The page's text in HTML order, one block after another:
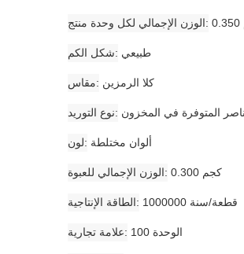
الوزن الإجمالي لكل وحدة منتج
شكل الكم طبيعي
مقاس كلا الرمزين
نوع التوريد المتوفرة في المخزون
لون ألوان مختلطة
الوزن الإجمالي للعبوة 0.300 كجم
الطاقة الإنتاجية 1000000 قطعة/سنة
علامة تجارية الوحدة 100